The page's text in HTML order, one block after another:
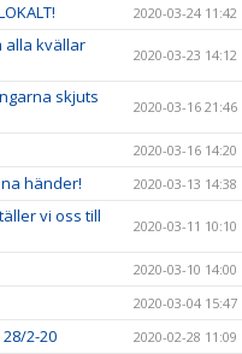
2020-03-24 11:42
alla kvällar
2020-03-23 14:12
skjuts
2020-03-16 21:46
2020-03-16 14:20
händer! 2020-03-13 14:38
vi oss till
2020-03-11 10:10
2020-03-10 14:00
2020-03-04 15:47
2-20 2020-02-28 11:09